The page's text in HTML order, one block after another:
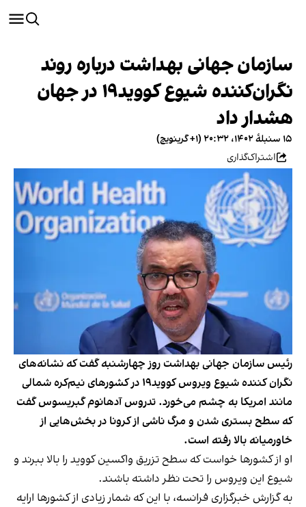
سازمان جهانی بهداشت درباره روند
نگران‌کننده شیوع کووید۱۹ در جهان
هشدار داد
۱۵ سنبلهٔ ۱۴۰۲، ۲۰:۳۲ (‎+۱ گرینویچ)
اشتراک‌گذاری
رئیس سازمان جهانی بهداشت روز چهارشنبه گفت که نشانه‌های
نگران کننده شیوع ویروس کووید۱۹ در کشورهای نیم‌کره شمالی
مانند امریکا به چشم می‌خورد. تدروس آدهانوم گبریسوس گفت
که سطح بستری شدن و مرگ ناشی از کرونا در بخش‌هایی از
خاورمیانه بالا رفته است.
او از کشورها خواست که سطح تزریق واکسین کووید را بالا ببرند و
شیوع این ویروس را تحت نظر داشته باشند.
به گزارش خبرگزاری فرانسه، با این که شمار زیادی از کشورها ارایه